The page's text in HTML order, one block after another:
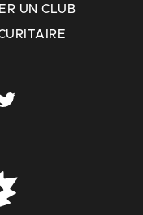
UN CLUB